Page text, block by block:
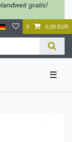
gratis!
0 0,00 EUR
☰